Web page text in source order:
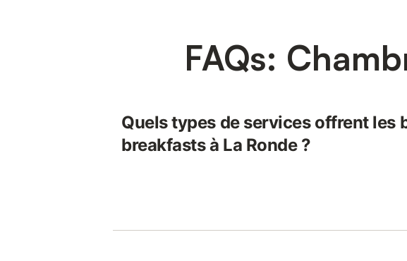
FAQs:
Quels types de services offrent les
breakfasts à La Ronde ?